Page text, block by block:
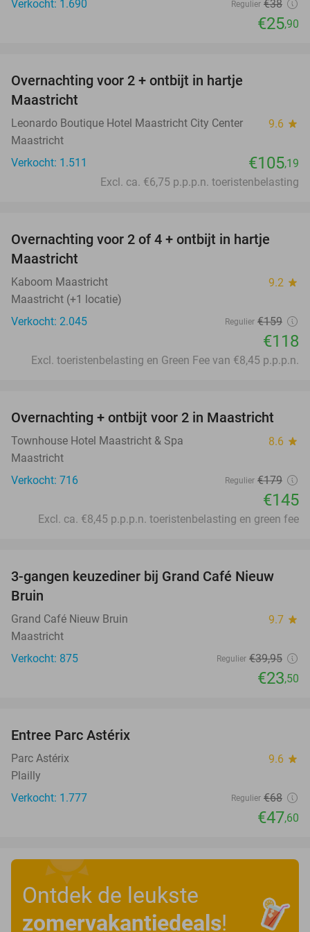
Verkocht: 1.690 Regulier €38
€25,90
Overnachting voor 2 + ontbijt in hartje
Maastricht
Leonardo Boutique Hotel Maastricht City Center 9.6 star
Maastricht
Verkocht: 1.511
€105,19
Excl. ca. €6,75 p.p.p.n. toeristenbelasting
26%
Overnachting voor 2 of 4 + ontbijt in hartje
Maastricht
Kaboom Maastricht 9.2 star
Maastricht (+1 locatie)
Verkocht: 2.045
Regulier €159
€118
Excl. toeristenbelasting en Green Fee van €8,45 p.p.p.n.
19%
Overnachting + ontbijt voor 2 in Maastricht
Townhouse Hotel Maastricht & Spa 8.6 star
Maastricht
Verkocht: 716
Regulier €179
€145
Excl. ca. €8,45 p.p.p.n. toeristenbelasting en green fee
41%
3-gangen keuzediner bij Grand Café Nieuw
Bruin
Grand Café Nieuw Bruin 9.7 star
Maastricht
Verkocht: 875
Regulier €39,95
€23,50
Entree Parc Astérix
Parc Astérix 9.6 star
Plailly
Verkocht: 1.777
Regulier €68
€47,60
Ontdek de leukste
zomervakantiedeals!